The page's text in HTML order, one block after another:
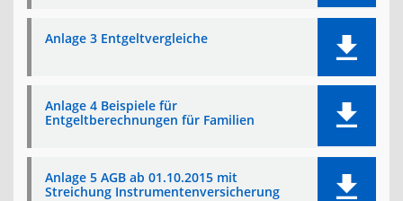
Anlage 3 Entgeltvergleiche
Anlage 4 Beispiele für
Entgeltberechnungen für Familien
Anlage 5 AGB ab 01.10.2015 mit
Streichung Instrumentenversicherung